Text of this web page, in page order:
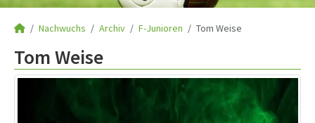
Nachwuchs Archiv F-Junioren Tom Weise
Tom Weise